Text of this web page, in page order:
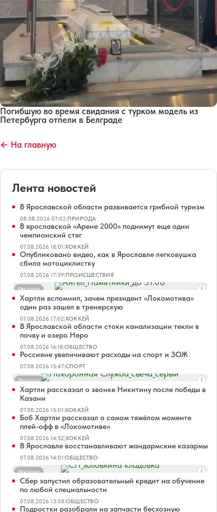
Погибшую во время свидания с турком модель из
Петербурга отпели в Белграде
← На главную
Лента новостей
В Ярославской области развивается грибной туризм
08.08.2026 07:02|ПРИРОДА
В ярославской «Арене 2000» поднимут еще один
чемпионский стяг
07.08.2026 18:01|ХОККЕЙ
Опубликовано видео, как в Ярославле легковушка
сбила мотоциклистку
07.08.2026 17:39|ПРОИСШЕСТВИЯ
Реклама
Хартли вспомнил, зачем президент «Локомотива»
один раз зашел в тренерскую
07.08.2026 17:02|ХОККЕЙ
В Ярославской области стоки канализации текли в
почву и озеро Неро
07.08.2026 16:18|ОБЩЕСТВО
Россияне увеличивают расходы на спорт и ЗОЖ
07.08.2026 15:47|СПОРТ
Реклама
Хартли рассказал о звонке Никитину после победы в
Казани
07.08.2026 15:01|ХОККЕЙ
Боб Хартли рассказал о самом тяжёлом моменте
плей-офф в «Локомотиве»
07.08.2026 14:52|ХОККЕЙ
В Ярославле восстанавливают жандармские казармы
07.08.2026 14:01|ОБЩЕСТВО
Реклама
Сбер запустил образовательный кредит на обучение
по любой специальности
07.08.2026 13:58|ОБЩЕСТВО
Подростки разобрали на запчасти бесхозную